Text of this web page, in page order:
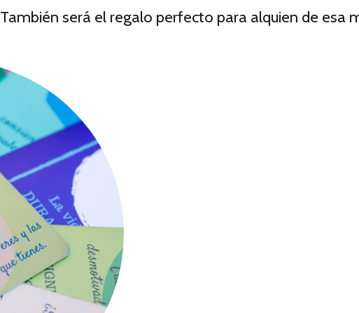
También será el regalo perfecto para alquien de esa